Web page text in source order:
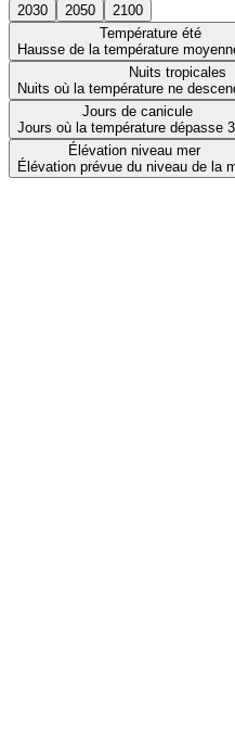
2030 2050
2100
Température été
Hausse de la température
Nuits tropicales
Nuits où la température ne
Jours de canicule
Jours où la température dépasse
Élévation niveau mer
Élévation prévue du niveau de la